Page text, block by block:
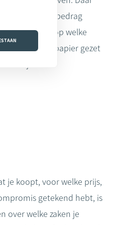
je een bedrag
laten zetten op welke
kan er op papier gezet
je koopt, voor welke prijs,
getekend hebt, is
over welke zaken je